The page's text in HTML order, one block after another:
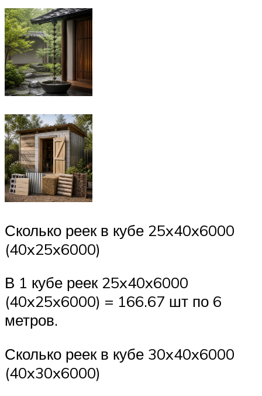
Сколько реек в кубе 25x40x6000
(40x25x6000)
В 1 кубе реек 25x40x6000
(40x25x6000) = 166.67 шт по 6
метров.
Сколько реек в кубе 30x40x6000
(40x30x6000)